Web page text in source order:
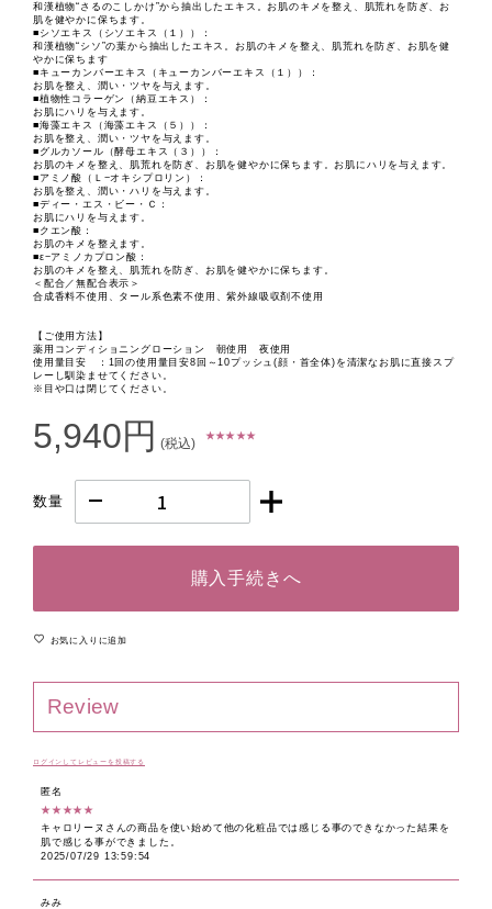
和漢植物“さるのこしかけ”から抽出したエキス。お肌のキメを整え、肌荒れを防ぎ、お
肌を健やかに保ちます。
■シソエキス（シソエキス（１））：
和漢植物“シソ”の葉から抽出したエキス。お肌のキメを整え、肌荒れを防ぎ、お肌を健
やかに保ちます
■キューカンバーエキス（キューカンバーエキス（１））：
お肌を整え、潤い・ツヤを与えます。
■植物性コラーゲン（納豆エキス）：
お肌にハリを与えます。
■海藻エキス（海藻エキス（５））：
お肌を整え、潤い・ツヤを与えます。
■グルカソール（酵母エキス（３））：
お肌のキメを整え、肌荒れを防ぎ、お肌を健やかに保ちます。お肌にハリを与えます。
■アミノ酸（Ｌ−オキシプロリン）：
お肌を整え、潤い・ハリを与えます。
■ディー・エス・ビー・Ｃ：
お肌にハリを与えます。
■クエン酸：
お肌のキメを整えます。
■ε−アミノカプロン酸：
お肌のキメを整え、肌荒れを防ぎ、お肌を健やかに保ちます。
＜配合／無配合表示＞
合成香料不使用、タール系色素不使用、紫外線吸収剤不使用
【ご使用方法】
薬用コンディショニングローション 朝使用 夜使用
使用量目安 ：1回の使用量目安8回～10プッシュ(顔・首全体)を清潔なお肌に直接スプ
レーし馴染ませてください。
※目や口は閉じてください。
5,940円 (税込) ★ ★ ★ ★ ★
数量
購入手続きへ
お気に入りに追加
Review
ログインしてレビューを投稿する
匿名
★★★★★
キャロリーヌさんの商品を使い始めて他の化粧品では感じる事のできなかった結果を
肌で感じる事ができました。
2025/07/29 13:59:54
みみ